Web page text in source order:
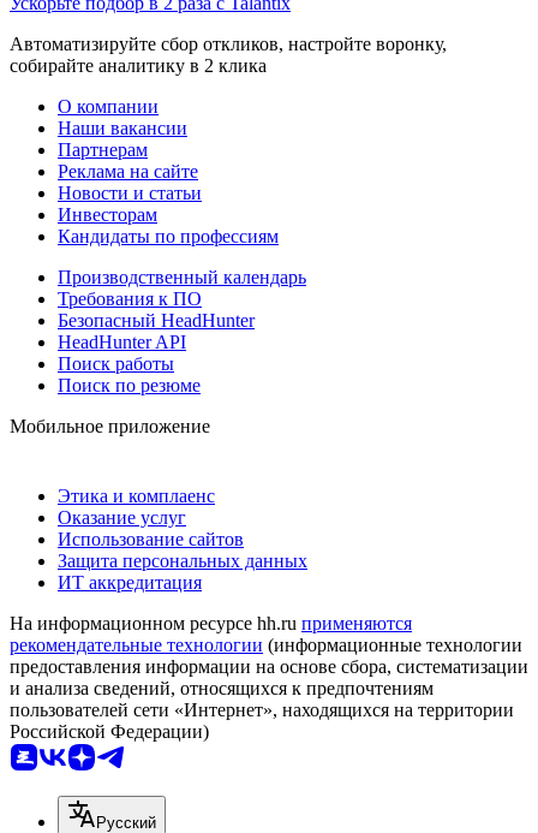
Автоматизируйте сбор откликов, настройте воронку,
собирайте аналитику в 2 клика
О компании
Наши вакансии
Партнерам
Реклама на сайте
Новости и статьи
Инвесторам
Кандидаты по профессиям
Производственный календарь
Требования к ПО
Безопасный HeadHunter
HeadHunter API
Поиск работы
Поиск по резюме
Мобильное приложение
Этика и комплаенс
Оказание услуг
Использование сайтов
Защита персональных данных
ИТ аккредитация
На информационном ресурсе hh.ru применяются
рекомендательные технологии (информационные технологии
предоставления информации на основе сбора, систематизации
и анализа сведений, относящихся к предпочтениям
пользователей сети «Интернет», находящихся на территории
Российской Федерации)
Русский